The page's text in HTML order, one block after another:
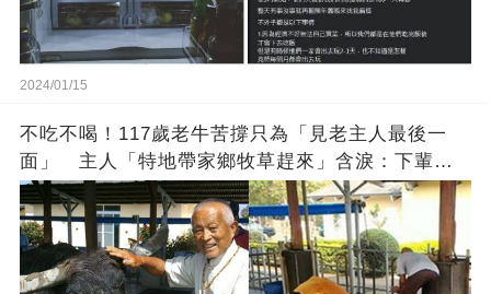
2024/01/15
不吃不喝！117歲老牛苦撐只為「見老主人最後一
面」 主人「特地帶家鄉牧草趕來」含淚：下輩子
找個好人家